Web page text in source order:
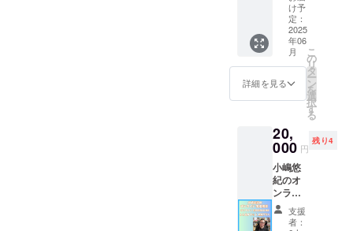
援時、
備考欄
に掲載
を希望
される
お名前
をご記
デザイ
ンの場
合は選
択して
いただ
き、後
日弊社
からご
応援プ
ラン
しか
も 特
典デー
タをご
提供！
小嶋の
代表著
達障
害・グ
レー
ゾーン
の子が
グーン
と伸び
た声か
け予
定：
2025
年06
月
詳細を見る
こ
の
リ
タ
ー
ン
を
選
択
す
る
20,
000 円
残り4
小嶋悠
紀のオ
ンライ
ン発達
相談＆
支援
者：